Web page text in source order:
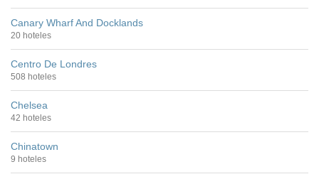
Canary Wharf And Docklands
20 hoteles
Centro De Londres
508 hoteles
Chelsea
42 hoteles
Chinatown
9 hoteles